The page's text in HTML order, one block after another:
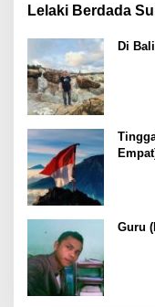
Lelaki Berdada
Di
Guru